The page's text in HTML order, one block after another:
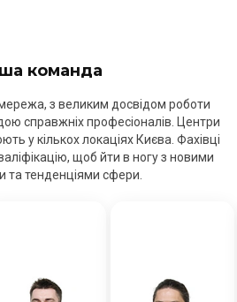
команда
з великим досвідом роботи
справжніх професіоналів. Центри
у кількох локаціях Києва. Фахівці
щоб йти в ногу з новими
та тенденціями сфери.